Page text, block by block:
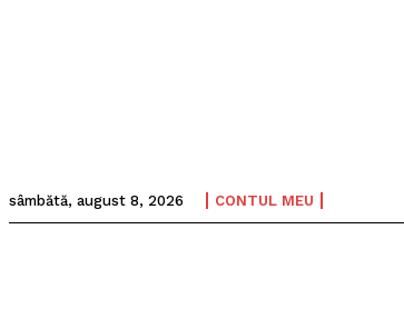
sâmbătă, august 8, 2026 CONTUL MEU